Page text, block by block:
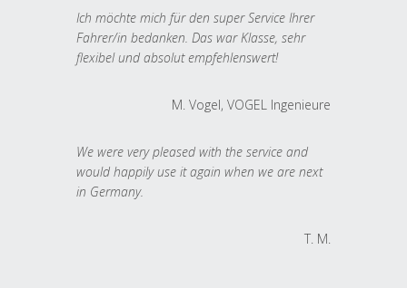
Ich möchte mich für den super Service Ihrer
Fahrer/in bedanken. Das war Klasse, sehr
flexibel und absolut empfehlenswert!
M. Vogel, VOGEL Ingenieure
We were very pleased with the service and
would happily use it again when we are next
in Germany.
T. M.